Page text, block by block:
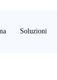
Soluzioni